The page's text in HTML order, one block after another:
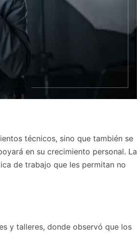
técnicos, sino que también se
en su crecimiento personal. La
de trabajo que les permitan no
y talleres, donde observó que los